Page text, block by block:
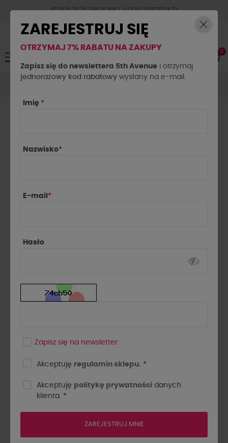
JESIEŃ 2026 DROP NR.1 JUZ W SPRZEDAŻY
Toggle
navigation
☰ 0
Marynarki Marynarki taliowane
Marynarka wigilia La
MILLA PUDROWY RÓŻ
ZAREJESTRUJ SIĘ
OTRZYMAJ 7% RABATU NA ZAKUPY
Zapisz się do newslettera 5th Avenue i otrzymaj
jednorazowy kod rabatowy wysłany na e-mail.
Imię *
Nazwisko*
E-mail *
Hasło
Zapisz się na newsletter.
Akceptuję regulamin sklepu. *
Akceptuję politykę prywatności danych
klienta. *
ZAREJESTRUJ MNIE